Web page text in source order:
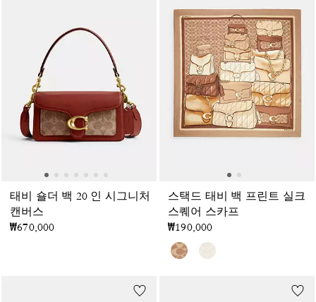
태비 숄더 백 20 인 시그니처
캔버스
₩670,000
스택드 태비 백 프린트 실크
스퀘어 스카프
₩190,000